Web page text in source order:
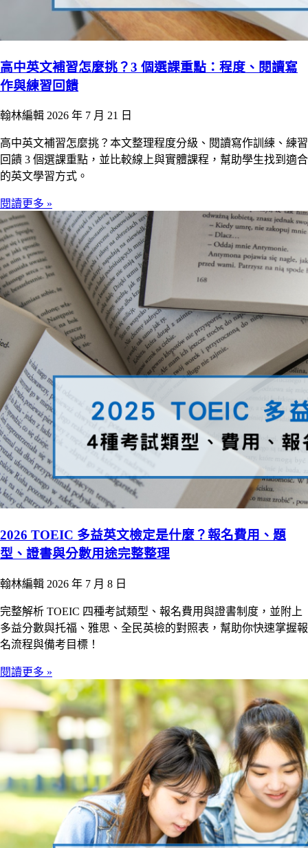
高中英文補習怎麼挑？3 個選課重點：程度、閱讀寫
作與練習回饋
翰林編輯 2026 年 7 月 21 日
高中英文補習怎麼挑？本文整理程度分級、閱讀寫作訓練、練習
回饋 3 個選課重點，並比較線上與實體課程，幫助學生找到適合
的英文學習方式。
閱讀更多 »
2026 TOEIC 多益英文檢定是什麼？報名費用、題
型、證書與分數用途完整整理
翰林編輯 2026 年 7 月 8 日
完整解析 TOEIC 四種考試類型、報名費用與證書制度，並附上
多益分數與托福、雅思、全民英檢的對照表，幫助你快速掌握報
名流程與備考目標！
閱讀更多 »